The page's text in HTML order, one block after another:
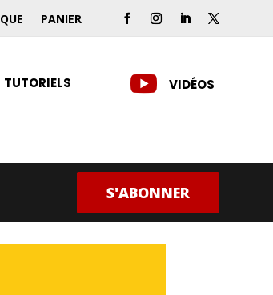
PANIER
TUTORIELS  VIDÉOS
S'ABONNER